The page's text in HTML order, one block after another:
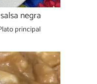
negra
principal